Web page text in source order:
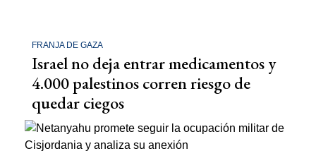
FRANJA DE GAZA
Israel no deja entrar medicamentos y
4.000 palestinos corren riesgo de
quedar ciegos